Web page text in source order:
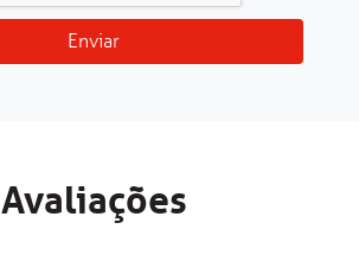
Enviar
Avaliações